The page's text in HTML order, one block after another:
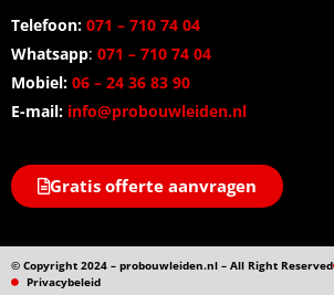
Telefoon: 071 – 710 74 04
Whatsapp: 071 – 710 74 04
Mobiel: 06 – 24 36 83 90
E-mail: info@probouwleiden.nl
Gratis offerte aanvragen
© Copyright 2024 – probouwleiden.nl – All Right Reserved
Privacybeleid